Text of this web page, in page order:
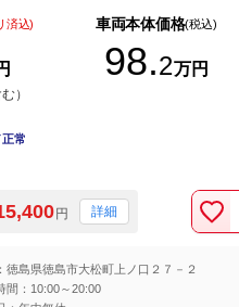
済込)
）
車両本体価格(税込)
98.2万円
常
円 詳細
徳島県徳島市大松町上ノ口２７－２
間：10:00～20:00